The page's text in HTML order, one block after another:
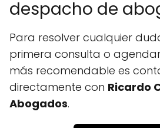
despacho de
Para resolver cualquier
primera consulta o
más recomendable es
directamente con Ricardo
Abogados.